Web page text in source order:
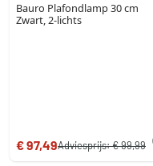
Bauro Plafondlamp 30 cm
Zwart, 2-lichts
€ 97,49Adviesprijs:€ 99,99